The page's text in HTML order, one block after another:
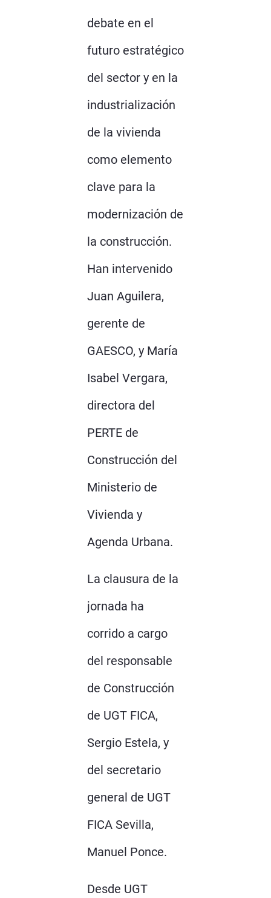
debate en el
futuro estratégico
del sector y en la
industrialización
de la vivienda
como elemento
clave para la
modernización de
la construcción.
Han intervenido
Juan Aguilera,
gerente de
GAESCO, y María
Isabel Vergara,
directora del
PERTE de
Construcción del
Ministerio de
Vivienda y
Agenda Urbana.
La clausura de la
jornada ha
corrido a cargo
del responsable
de Construcción
de UGT FICA,
Sergio Estela, y
del secretario
general de UGT
FICA Sevilla,
Manuel Ponce.
Desde UGT